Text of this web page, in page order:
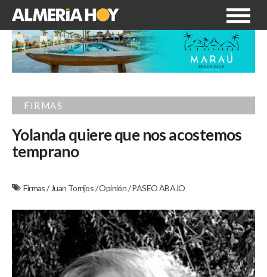
FIRMAS
Yolanda quiere que nos acostemos
temprano
Firmas/ Juan Torrijos/Opinión/PASEO ABAJO